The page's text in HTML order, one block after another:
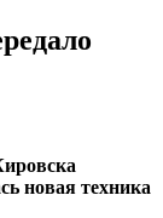
новая техника